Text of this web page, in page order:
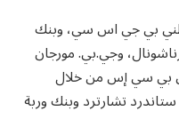
بي جي اس سي، وبنك
وجي.بي. مورجان
بي سي إس من خلال
تشارترد وبنك وربة